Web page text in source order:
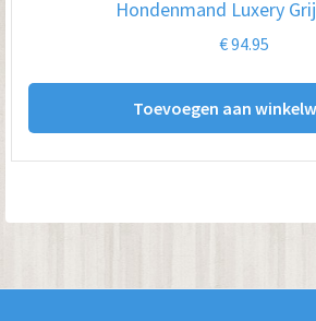
Hondenmand Luxery
€94.95
Toevoegen aan